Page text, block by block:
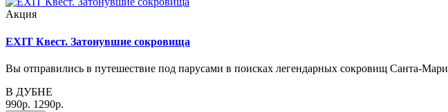
Акция
EXIT Квест. Затонувшие сокровища
Вы отправились в путешествие под парусами в поисках легендарных сокровищ Санта-
В ДУБНЕ
990р. 1290р.